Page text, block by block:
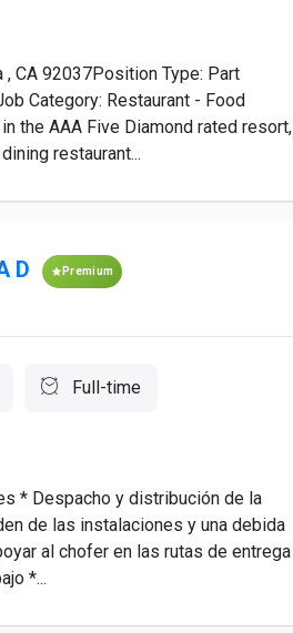
CA 92037Position Type: Part
Category: Restaurant - Food
the AAA Five Diamond rated resort,
restaurant...
D Premium
Full-time
* Despacho y distribución de la
de las instalaciones y una debida
al chofer en las rutas de entrega
*...